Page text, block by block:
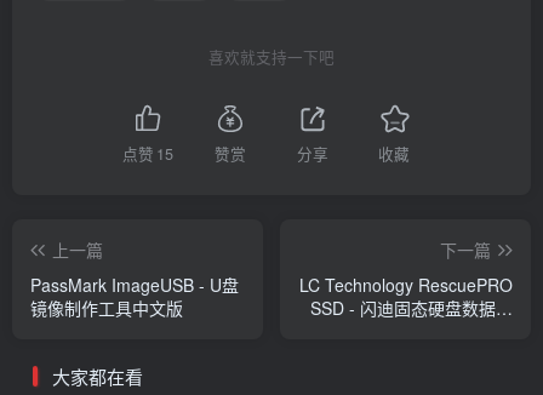
喜欢就支持一下吧
点赞 15 赞赏 分享 收藏
上一篇
PassMark ImageUSB - U盘
镜像制作工具中文版
下一篇
LC Technology RescuePRO
SSD - 闪迪固态硬盘数据恢
大家都在看